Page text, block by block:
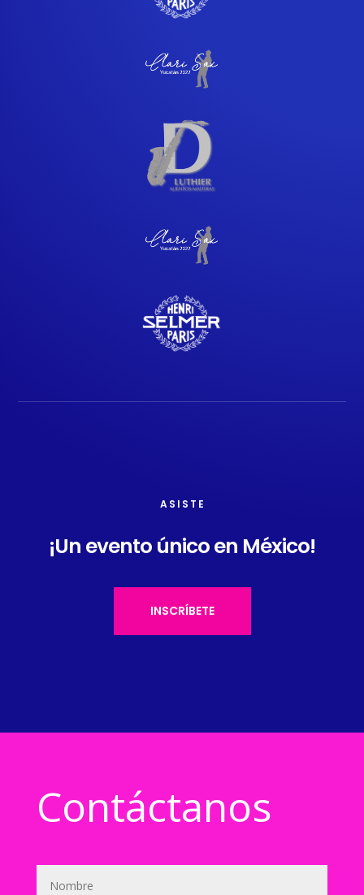
ASISTE
¡Un evento único en México!
INSCRÍBETE
Contáctanos